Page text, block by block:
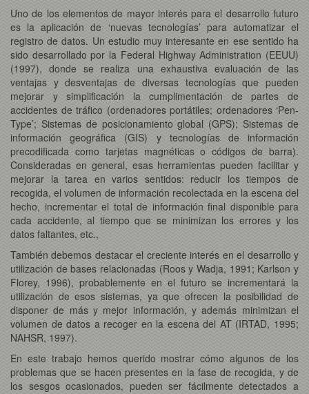
Uno de los elementos de mayor interés para el desarrollo futuro
es la aplicación de ‘nuevas tecnologías’ para automatizar el
registro de datos. Un estudio muy interesante en ese sentido ha
sido desarrollado por la Federal Highway Administration (EEUU)
(1997), donde se realiza una exhaustiva evaluación de las
ventajas y desventajas de diversas tecnologías que pueden
mejorar y simplificación la cumplimentación de partes de
accidentes de tráfico (ordenadores portátiles; ordenadores ‘Pen-
Type’; Sistemas de posicionamiento global (GPS); Sistemas de
información geográfica (GIS) y tecnologías de información
precodificada como tarjetas magnéticas o códigos de barra).
Consideradas en general, esas herramientas pueden facilitar y
mejorar la tarea en varios sentidos: reducir los tiempos de
recogida, el volumen de información recolectada en la escena del
hecho, incrementar el total de información final disponible para
cada accidente, al tiempo que se minimizan los errores y los
datos faltantes, etc.,
También debemos destacar el creciente interés en el desarrollo y
utilización de bases relacionadas (Roos y Wadja, 1991; Karlson y
Florey, 1996), probablemente en el futuro se incrementará la
utilización de esos sistemas, ya que ofrecen la posibilidad de
disponer de más y mejor información, y además minimizan el
volumen de datos a recoger en la escena del AT (IRTAD, 1995;
NAHSR, 1997).
En este trabajo hemos querido mostrar cómo algunos de los
problemas que se hacen presentes en la fase de recogida, y de
los sesgos ocasionados, pueden ser fácilmente detectados a